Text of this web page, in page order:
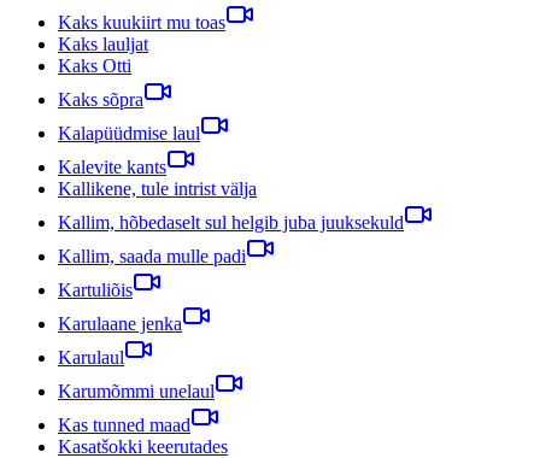
Kaks kuukiirt mu toas
Kaks lauljat
Kaks Otti
Kaks sõpra
Kalapüüdmise laul
Kalevite kants
Kallikene, tule intrist välja
Kallim, hõbedaselt sul helgib juba juuksekuld
Kallim, saada mulle padi
Kartuliõis
Karulaane jenka
Karulaul
Karumõmmi unelaul
Kas tunned maad
Kasatšokki keerutades